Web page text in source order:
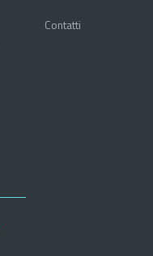
Contatti